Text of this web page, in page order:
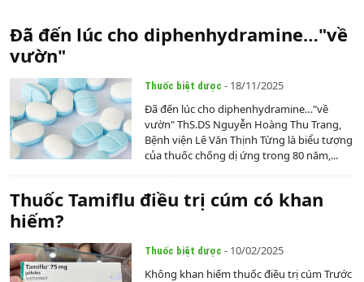
Đã đến lúc cho diphenhydramine…"về
vườn"
Thuốc biệt dược - 18/11/2025
Đã đến lúc cho diphenhydramine…"về
vườn" ThS.DS Nguyễn Hoàng Thu Trang,
Bệnh viện Lê Văn Thịnh Từng là biểu tượng
của thuốc chống dị ứng trong 80 năm,...
Thuốc Tamiflu điều trị cúm có khan
hiếm?
Thuốc biệt dược - 10/02/2025
Không khan hiếm thuốc điều trị cúm Trước